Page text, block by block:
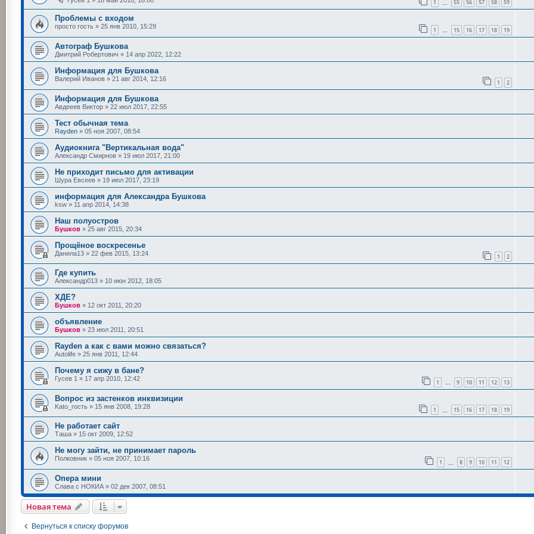
1 55 56 57 58 59
Проблемы с входом
просто гость » 25 янв 2010, 15:29 1 … 15 16 17 18 19
Автограф Бушкова
Дмитрий Робертович » 14 апр 2022, 12:22
Информация для Бушкова
Валерий Иванов » 21 авг 2014, 12:16 1 2
Информация для Бушкова
Авдееев Виктор » 22 июл 2017, 22:55
Тест обычная тема
Rayden » 05 ноя 2007, 08:54
Аудиокнига "Вертикальная вода"
Александр Смирнов » 19 июл 2017, 21:00
Не приходит письмо для активации
Шура Евсеев » 19 июл 2017, 23:19
информация для Александра Бушкова
ksw » 11 апр 2014, 14:38
Наш полуостров
Бушков » 25 авг 2015, 20:34
Прощёное воскресенье
Данила13 » 22 фев 2015, 13:24 1 2
Где купить
Александр013 » 10 июн 2012, 18:05
ХДЕ?
Бушков » 12 окт 2011, 20:20
объявление
Бушков » 23 июл 2011, 20:51
Rayden а как с вами можно связаться?
Autolife » 25 янв 2011, 12:44
Почему я сижу в бане?
Гусев 1 » 17 апр 2010, 12:42 1 … 9 10 11 12 13
Вопрос из застенков инквизиции
Kato_гость » 15 янв 2008, 19:28 1 15 16 17 18 19
Не работает сайт
Таша » 15 окт 2009, 12:52
Не могу зайти, не принимает пароль
Полковник » 05 ноя 2007, 10:16 1 8 9 10 11 12
Опера мини
Слава с НОКИА » 02 дек 2007, 08:51
Новая тема
Вернуться к списку форумов